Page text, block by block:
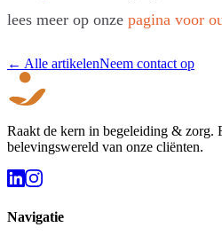
lees meer op onze pagina voor
← Alle artikelenNeem contact op
Raakt de kern in begeleiding & zorg.
belevingswereld van onze cliënten.
Navigatie